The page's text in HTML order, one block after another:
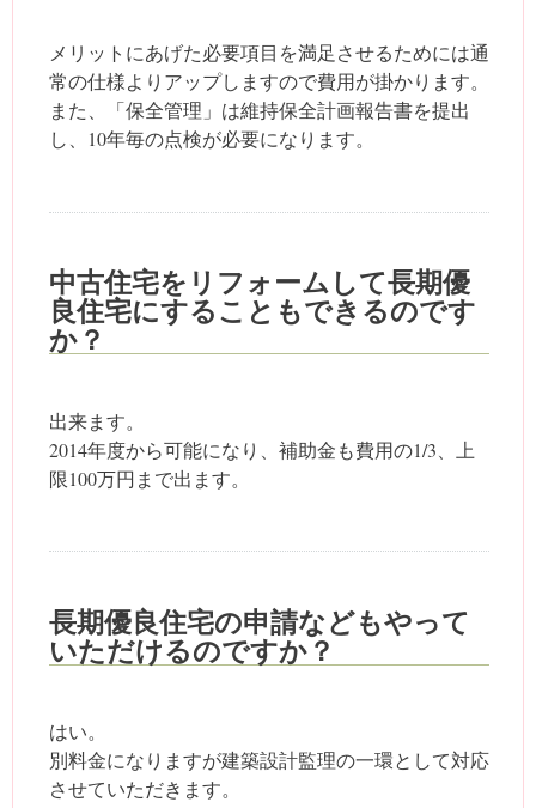
メリットにあげた必要項目を満足させるためには通
常の仕様よりアップしますので費用が掛かります。
また、「保全管理」は維持保全計画報告書を提出
し、10年毎の点検が必要になります。
中古住宅をリフォームして長期優
良住宅にすることもできるのです
か？
出来ます。
2014年度から可能になり、補助金も費用の1/3、上
限100万円まで出ます。
長期優良住宅の申請などもやって
いただけるのですか？
はい。
別料金になりますが建築設計監理の一環として対応
させていただきます。